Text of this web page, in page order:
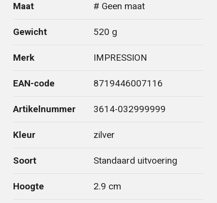
Maat # Geen maat
Gewicht 520 g
Merk IMPRESSION
EAN-code 8719446007116
Artikelnummer 3614-032999999
Kleur zilver
Soort Standaard uitvoering
Hoogte 2.9 cm